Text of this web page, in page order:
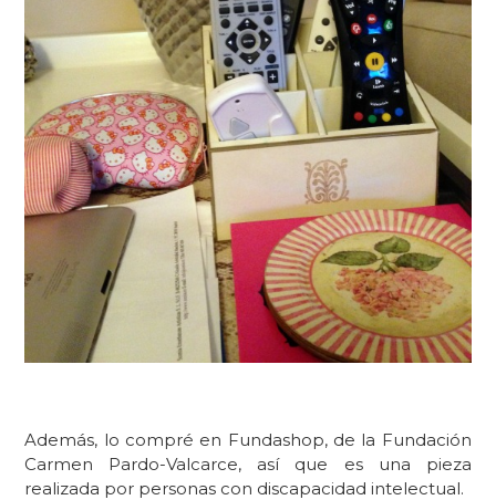
Además, lo compré en Fundashop, de la Fundación
Carmen Pardo-Valcarce, así que es una pieza
realizada por personas con discapacidad intelectual.